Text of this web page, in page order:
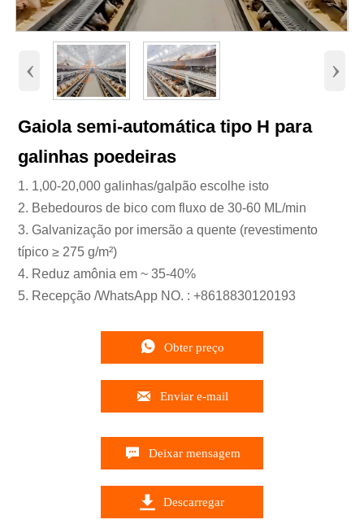
‹ ›
Gaiola semi-automática tipo H para
galinhas poedeiras
1. 1,00-20,000 galinhas/galpão escolhe isto
2. Bebedouros de bico com fluxo de 30-60 ML/min
3. Galvanização por imersão a quente (revestimento
típico ≥ 275 g/m²)
4. Reduz amônia em ~ 35-40%
5. Recepção /WhatsApp NO. : +8618830120193
 Obter preço
 Enviar e-mail
 Deixar mensagem
 Descarregar